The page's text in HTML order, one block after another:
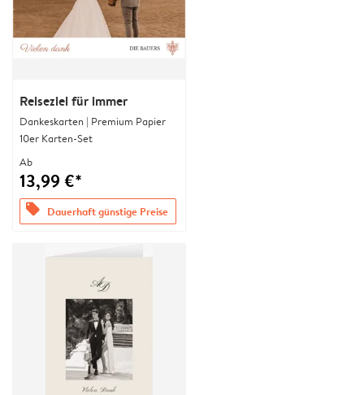
Reiseziel für immer
Dankeskarten | Premium Papier
10er Karten-Set
Ab
13,99 €*
offers Dauerhaft günstige Preise